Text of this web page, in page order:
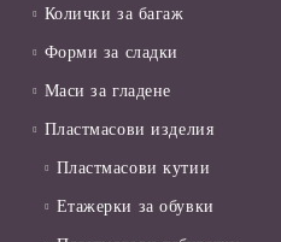
Колички за багаж
Форми за сладки
Маси за гладене
Пластмасови изделия
Пластмасови кутии
Етажерки за обувки